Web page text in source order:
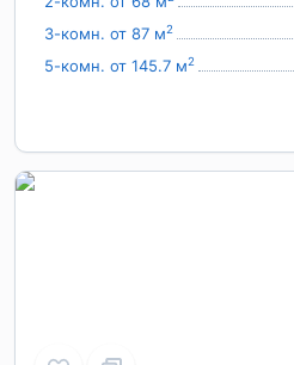
3-комн. от 87 м2
5-комн. от 145.7 м2